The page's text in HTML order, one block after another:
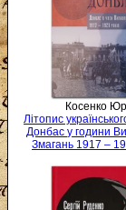
Косенко
Літопис
Донбас у години
Змагань 1917 –